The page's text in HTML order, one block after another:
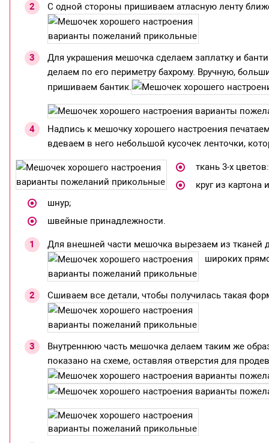
С одной стороны пришиваем атласную ленту
Для украшения мешочка сделаем заплатку и
делаем по его периметру бахрому. Вручную,
пришиваем бантик.
Надпись к мешочку хорошего настроения
вдеваем в него небольшой кусочек ленточки,
ткань 3-х
круг из картона
шнур;
швейные принадлежности.
Для внешней части мешочка вырезаем из тканей
широких
Сшиваем все детали, чтобы получилась такая
Внутреннюю часть мешочка делаем таким же
показано на схеме, оставляя отверстия для